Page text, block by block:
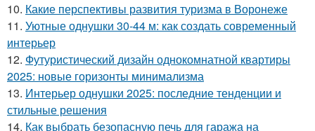
10. Какие перспективы развития туризма в Воронеже
11. Уютные однушки 30-44 м: как создать современный
интерьер
12. Футуристический дизайн однокомнатной квартиры
2025: новые горизонты минимализма
13. Интерьер однушки 2025: последние тенденции и
стильные решения
14. Как выбрать безопасную печь для гаража на